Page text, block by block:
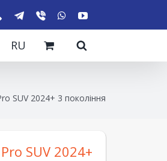
RU
SUV 2024+ 3 покоління
SUV 2024+